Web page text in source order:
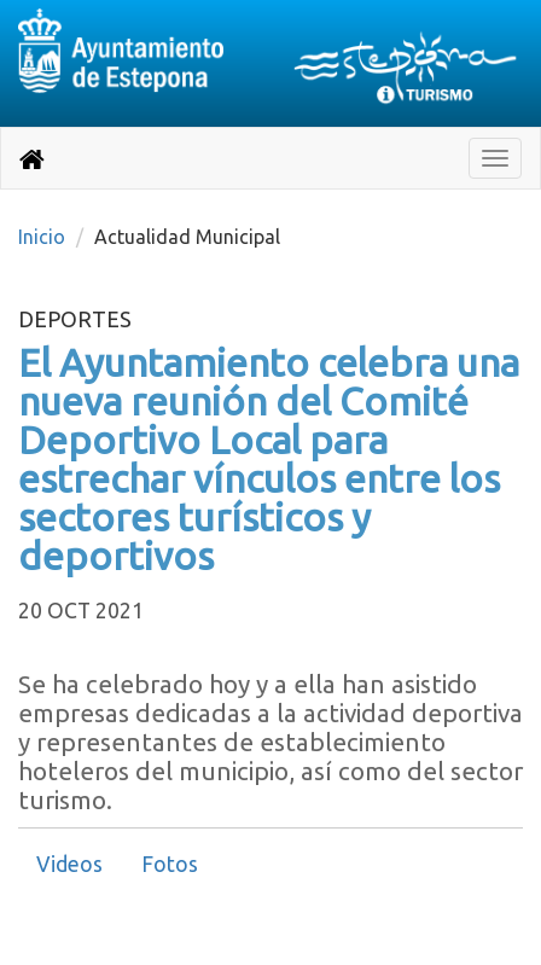
página
Toggle
Destino:
Volver
inicio
Inicio Actualidad Municipal
DEPORTES
El Ayuntamiento celebra una
nueva reunión del Comité
Deportivo Local para
estrechar vínculos entre los
sectores turísticos y
deportivos
20 OCT 2021
Se ha celebrado hoy y a ella han asistido
empresas dedicadas a la actividad deportiva
y representantes de establecimiento
hoteleros del municipio, así como del sector
turismo.
Videos Fotos